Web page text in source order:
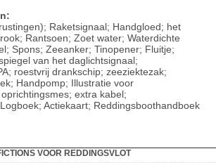
Raketsignaal; Handgloed; het
Rantsoen; Zoet water; Waterdichte
Spons; Zeeanker; Tinopener; Fluitje;
van het daglichtsignaal;
roestvrij drankschip; zeeziektezak;
Handpomp; Illustratie voor
extra kabel;
Actiekaart; Reddingsboothandboek
VOOR REDDINGSVLOT